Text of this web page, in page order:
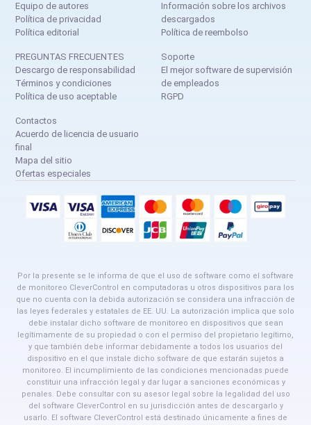
Equipo de autores
Política de privacidad
Política editorial
Información sobre los archivos
descargados
Política de reembolso
PREGUNTAS FRECUENTES
Descargo de responsabilidad
Términos y condiciones
Política de uso aceptable
Soporte
El mejor software de supervisión
de empleados
RGPD
Contactos
Acuerdo de licencia de usuario
final
Mapa del sitio
Ofertas especiales
Por la presente se le informa de que el uso de software como el software
de monitoreo CleverControl en computadoras u otros dispositivos para los
que no cuenta con la debida autorización se considera una infracción de
las leyes federales y estatales de EE. UU. La autorización implica que solo
debe instalar dicho software de monitoreo en dispositivos que sean
legítimamente de su propiedad o con el permiso del propietario legítimo,
y que también debe informar debidamente a todos los usuarios del
dispositivo en el que instale dicho software de que estarán sujetos a
monitoreo. El incumplimiento de las condiciones mencionadas puede
constituir una infracción legal y dar lugar a sanciones económicas y
penales. Debe consultar con su asesor legal sobre la legalidad del uso
del software CleverControl en su jurisdicción antes de descargarlo y
usarlo. El software CleverControl está destinado únicamente a fines de